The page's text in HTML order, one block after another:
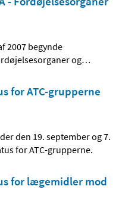
2007 begynde
og…
for ATC-grupperne
den 19. september og 7.
for ATC-grupperne.
for lægemidler mod